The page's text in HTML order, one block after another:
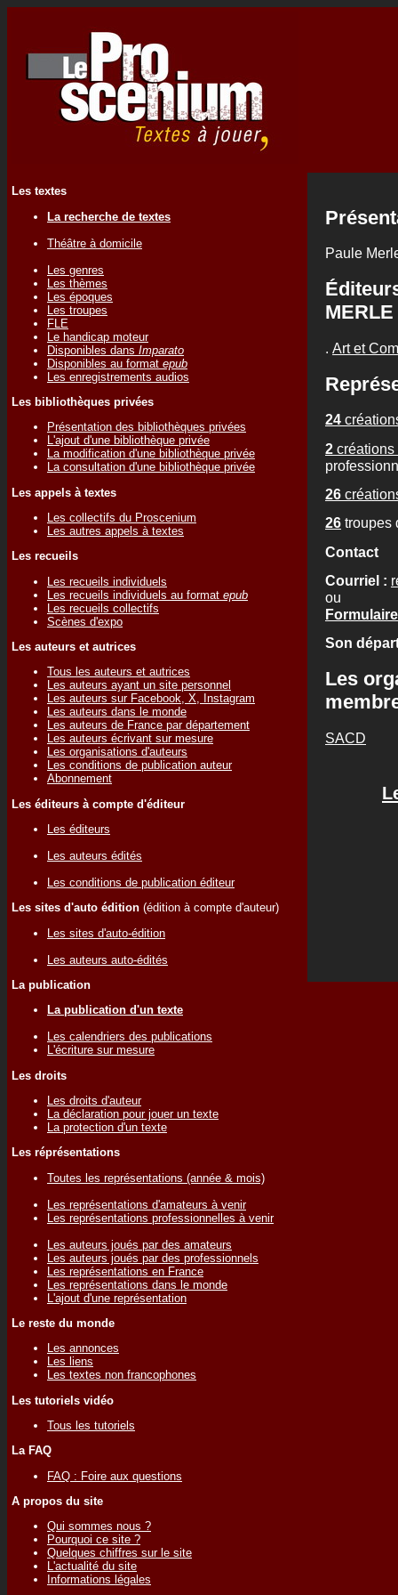
Les textes
La recherche de textes
Théâtre à domicile
Les genres
Les thèmes
Les époques
Les troupes
FLE
Le handicap moteur
Disponibles dans Imparato
Disponibles au format epub
Les enregistrements audios
Les bibliothèques privées
Présentation des bibliothèques privées
L'ajout d'une bibliothèque privée
La modification d'une bibliothèque privée
La consultation d'une bibliothèque privée
Les appels à textes
Les collectifs du Proscenium
Les autres appels à textes
Les recueils
Les recueils individuels
Les recueils individuels au format epub
Les recueils collectifs
Scènes d'expo
Les auteurs et autrices
Tous les auteurs et autrices
Les auteurs ayant un site personnel
Les auteurs sur Facebook, X, Instagram
Les auteurs dans le monde
Les auteurs de France par département
Les auteurs écrivant sur mesure
Les organisations d'auteurs
Les conditions de publication auteur
Abonnement
Les éditeurs à compte d'éditeur
Les éditeurs
Les auteurs édités
Les conditions de publication éditeur
Les sites d'auto édition (édition à compte d'auteur)
Les sites d'auto-édition
Les auteurs auto-édités
La publication
La publication d'un texte
Les calendriers des publications
L'écriture sur mesure
Les droits
Les droits d'auteur
La déclaration pour jouer un texte
La protection d'un texte
Les réprésentations
Toutes les représentations (année & mois)
Les représentations d'amateurs à venir
Les représentations professionnelles à venir
Les auteurs joués par des amateurs
Les auteurs joués par des professionnels
Les représentations en France
Les représentations dans le monde
L'ajout d'une représentation
Le reste du monde
Les annonces
Les liens
Les textes non francophones
Les tutoriels vidéo
Tous les tutoriels
La FAQ
FAQ : Foire aux questions
A propos du site
Qui sommes nous ?
Pourquoi ce site ?
Quelques chiffres sur le site
L'actualité du site
Informations légales
Paule
MERLE
. Art et
24
2 créations
26
26 troupes
Contact
Courriel :
ou
Son
Les
SACD